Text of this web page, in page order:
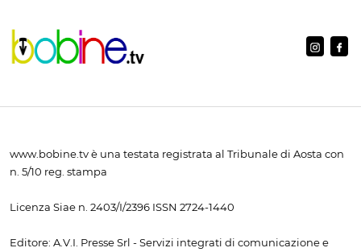
www.bobine.tv è una testata registrata al Tribunale di Aosta con
n. 5/10 reg. stampa
Licenza Siae n. 2403/I/2396 ISSN 2724-1440
Editore: A.V.I. Presse Srl - Servizi integrati di comunicazione e